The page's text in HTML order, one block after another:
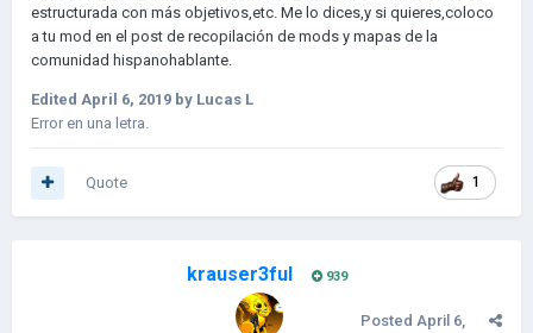
estructurada con más objetivos,etc. Me lo dices,y si quieres,coloco
a tu mod en el post de recopilación de mods y mapas de la
comunidad hispanohablante.
Edited April 6, 2019 by Lucas L
Error en una letra.
1
Quote
krauser3ful 939
Posted April 6,